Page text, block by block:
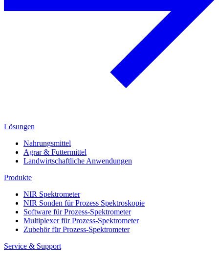
Lösungen
Nahrungsmittel
Agrar & Futtermittel
Landwirtschaftliche Anwendungen
Produkte
NIR Spektrometer
NIR Sonden für Prozess Spektroskopie
Software für Prozess-Spektrometer
Multiplexer für Prozess-Spektrometer
Zubehör für Prozess-Spektrometer
Service & Support